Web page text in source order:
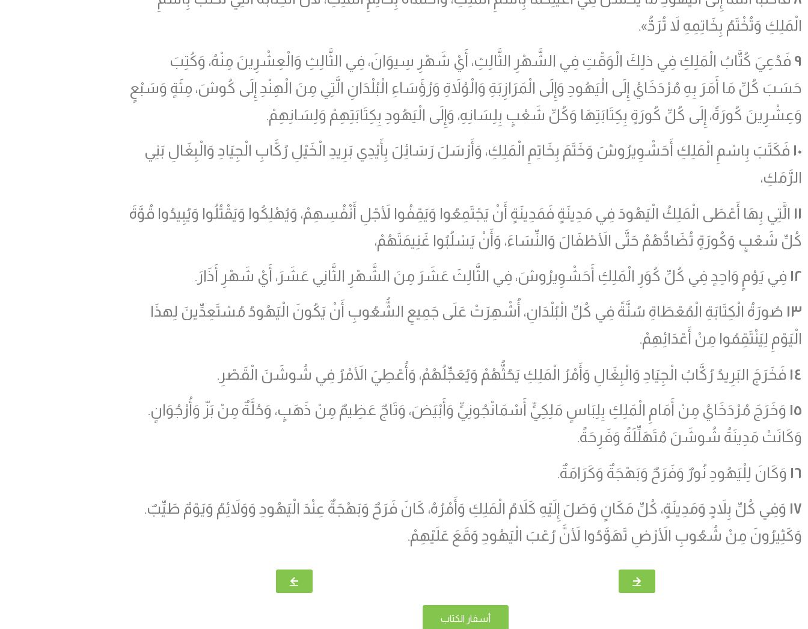
الْمَلِكِ وَتُخْتَمُ بِخَاتِمِهِ لاَ تُرَدُّ».
٩ فَدُعِيَ كُتَّابُ الْمَلِكِ فِي ذلِكَ الْوَقْتِ فِي الشَّهْرِ الثَّالِثِ، أَيْ شَهْرِ سِيوَانَ، فِي الثَّالِثِ وَالْعِشْرِينَ مِنْهُ، وَكُتِبَ
حَسَبَ كُلِّ مَا أَمَرَ بِهِ مُرْدَخَايُ إِلَى الْيَهُودِ وَإِلَى الْمَرَازِبَةِ وَالْوُلاَةِ وَرُؤَسَاءِ الْبُلْدَانِ الَّتِي مِنَ الْهِنْدِ إِلَى كُوشَ، مِئَةٍ وَسَبْعٍ
وَعِشْرِينَ كُورَةً، إِلَى كُلِّ كُورَةٍ بِكِتَابَتِهَا وَكُلِّ شَعْبٍ بِلِسَانِهِ، وَإِلَى الْيَهُودِ بِكِتَابَتِهِمْ وَلِسَانِهِمْ.
١٠ فَكَتَبَ بِاسْمِ الْمَلِكِ أَحَشْوِيرُوشَ وَخَتَمَ بِخَاتِمِ الْمَلِكِ، وَأَرْسَلَ رَسَائِلَ بِأَيْدِي بَرِيدِ الْخَيْلِ رُكَّابِ الْجِيَادِ وَالْبِغَالِ بَنِي
الرَّمَكِ،
١١ الَّتِي بِهَا أَعْطَى الْمَلِكُ الْيَهُودَ فِي مَدِينَةٍ فَمَدِينَةٍ أَنْ يَجْتَمِعُوا وَيَقِفُوا لأَجْلِ أَنْفُسِهِمْ، وَيُهْلِكُوا وَيَقْتُلُوا وَيُبِيدُوا قُوَّةَ
كُلِّ شَعْبٍ وَكُورَةٍ تُضَادُّهُمْ حَتَّى الأَطْفَالَ وَالنِّسَاءَ، وَأَنْ يَسْلُبُوا غَنِيمَتَهُمْ،
١٢ فِي يَوْمٍ وَاحِدٍ فِي كُلِّ كُوَرِ الْمَلِكِ أَحَشْوِيرُوشَ، فِي الثَّالِثَ عَشَرَ مِنَ الشَّهْرِ الثَّانِي عَشَرَ، أَيْ شَهْرِ أَذَارَ.
١٣ صُورَةُ الْكِتَابَةِ الْمُعْطَاةِ سُنَّةً فِي كُلِّ الْبُلْدَانِ، أُشْهِرَتْ عَلَى جَمِيعِ الشُّعُوبِ أَنْ يَكُونَ الْيَهُودُ مُسْتَعِدِّينَ لِهذَا
الْيَوْمِ لِيَنْتَقِمُوا مِنْ أَعْدَائِهِمْ.
١٤ فَخَرَجَ البَرِيدُ رُكَّابُ الْجِيَادِ وَالْبِغَالِ وَأَمْرُ الْمَلِكِ يَحُثُّهُمْ وَيُعَجِّلُهُمْ، وَأُعْطِيَ الأَمْرُ فِي شُوشَنَ الْقَصْرِ.
١٥ وَخَرَجَ مُرْدَخَايُ مِنْ أَمَامِ الْمَلِكِ بِلِبَاسٍ مَلِكِيٍّ أَسْمَانْجُونِيٍّ وَأَبْيَضَ، وَتَاجٌ عَظِيمٌ مِنْ ذَهَبٍ، وَحُلَّةٌ مِنْ بَزّ وَأُرْجُوَانٍ.
وَكَانَتْ مَدِينَةُ شُوشَنَ مُتَهَلِّلَةً وَفَرِحَةً.
١٦ وَكَانَ لِلْيَهُودِ نُورٌ وَفَرَحٌ وَبَهْجَةٌ وَكَرَامَةٌ.
١٧ وَفِي كُلِّ بِلاَدٍ وَمَدِينَةٍ، كُلِّ مَكَانٍ وَصَلَ إِلَيْهِ كَلاَمُ الْمَلِكِ وَأَمْرُهُ، كَانَ فَرَحٌ وَبَهْجَةٌ عِنْدَ الْيَهُودِ وَوَلاَئِمُ وَيَوْمٌ طَيِّبٌ.
وَكَثِيرُونَ مِنْ شُعُوبِ الأَرْضِ تَهَوَّدُوا لأَنَّ رُعْبَ الْيَهُودِ وَقَعَ عَلَيْهِمْ.
أسفار الكتاب